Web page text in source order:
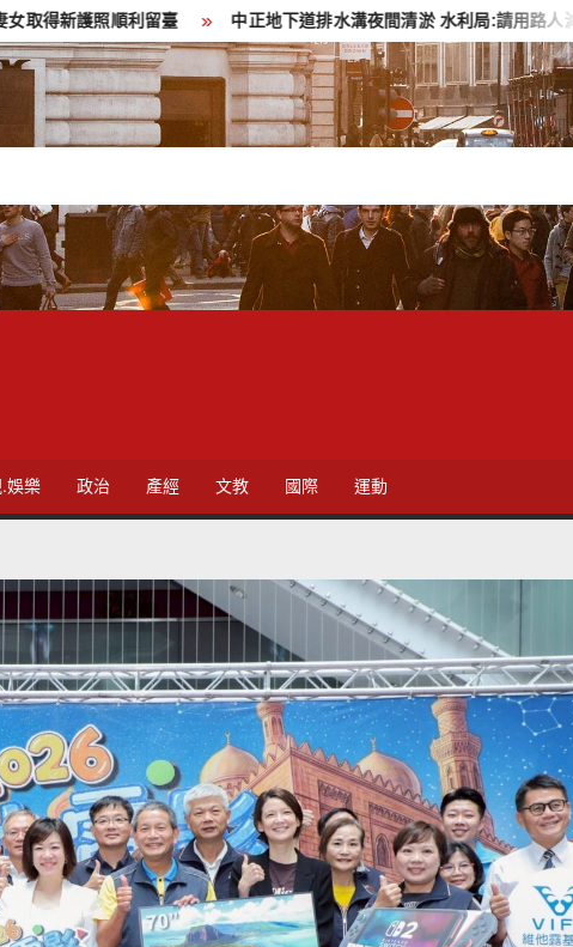
臺 中正地下道排水溝夜間清淤 水利局:請用路人減速慢行 戰火
娛樂 政治 產經 文教 國際 運動